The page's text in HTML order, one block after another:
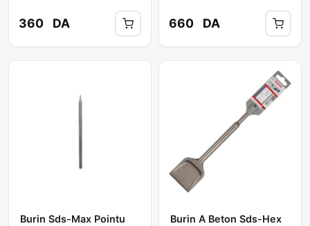
360 DA 660 DA
Burin Sds-Max Pointu
Burin A Beton Sds-Hex